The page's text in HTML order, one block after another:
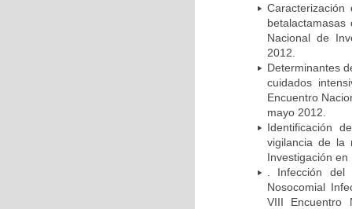
Nacional de
2012.
Determinantes
cuidados
Encuentro
mayo 2012.
Identificación
vigilancia de la
Investigación
. Infección
Nosocomial
VIII Encuentro